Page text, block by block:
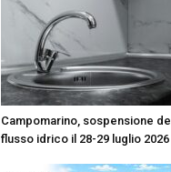
Campomarino, sospensione del
flusso idrico il 28-29 luglio 2026